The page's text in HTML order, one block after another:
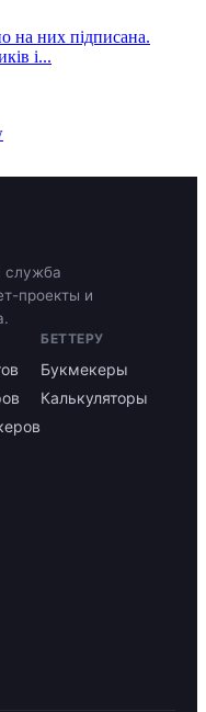
на них підписана.
і...
служба
проекты и
БЕТТЕРУ
Букмекеры
Калькуляторы